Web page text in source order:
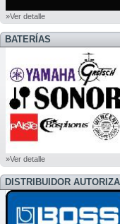
»Ver detalle
BATERÍAS
»Ver detalle
DISTRIBUIDOR
BOSS